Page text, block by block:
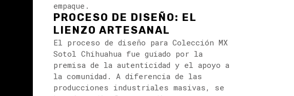
empaque.
PROCESO DE DISEÑO: EL
LIENZO ARTESANAL
El proceso de diseño para Colección MX
Sotol Chihuahua fue guiado por la
premisa de la autenticidad y el apoyo a
la comunidad. A diferencia de las
producciones industriales masivas, se